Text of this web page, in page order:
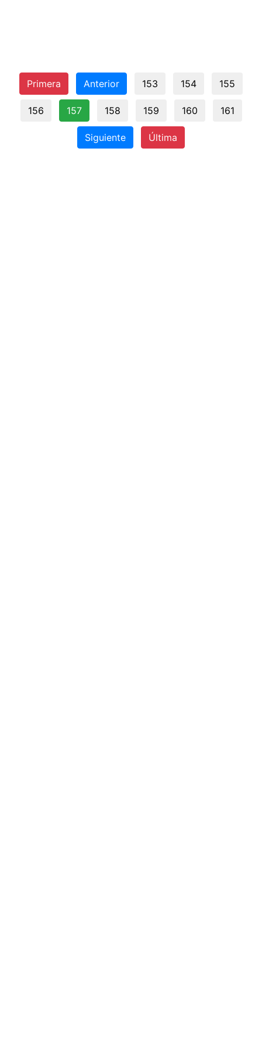
Primera Anterior 153 154 155
156 157 158 159 160 161
Siguiente Última